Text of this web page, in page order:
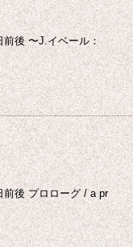
後 〜J.イベール：
後 プロローグ / a pr